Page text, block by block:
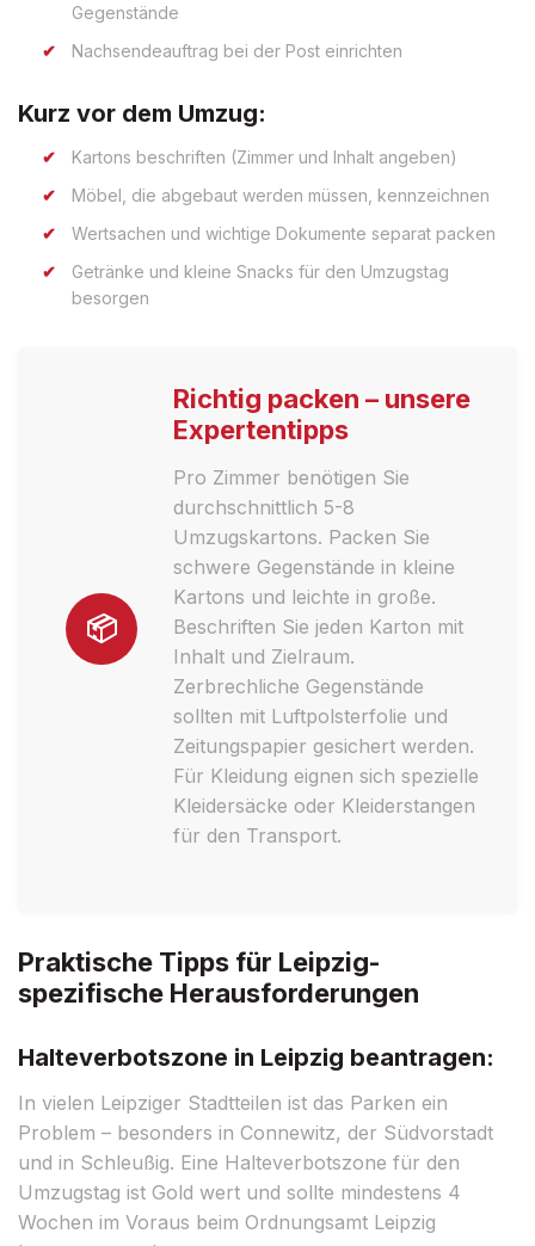
Gegenstände
Nachsendeauftrag bei der Post einrichten
Kurz vor dem Umzug:
Kartons beschriften (Zimmer und Inhalt angeben)
Möbel, die abgebaut werden müssen, kennzeichnen
Wertsachen und wichtige Dokumente separat packen
Getränke und kleine Snacks für den Umzugstag
besorgen
📦
Richtig packen – unsere
Expertentipps
Pro Zimmer benötigen Sie
durchschnittlich 5-8
Umzugskartons. Packen Sie
schwere Gegenstände in kleine
Kartons und leichte in große.
Beschriften Sie jeden Karton mit
Inhalt und Zielraum.
Zerbrechliche Gegenstände
sollten mit Luftpolsterfolie und
Zeitungspapier gesichert werden.
Für Kleidung eignen sich spezielle
Kleidersäcke oder Kleiderstangen
für den Transport.
Praktische Tipps für Leipzig-
spezifische Herausforderungen
Halteverbotszone in Leipzig beantragen:
In vielen Leipziger Stadtteilen ist das Parken ein
Problem – besonders in Connewitz, der Südvorstadt
und in Schleußig. Eine Halteverbotszone für den
Umzugstag ist Gold wert und sollte mindestens 4
Wochen im Voraus beim Ordnungsamt Leipzig